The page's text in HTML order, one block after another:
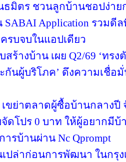
มิตร ชวนลูกบ้านชอปง่ายก
SABAI Application รวม
รบจบในแอปเดียว
ร้างบ้าน เผย Q2/69 ‘ทร
กันผู้บริโภค’ ดึงความเชื่
เขย่าตลาดผู้ซื้อบ้านกลาง
ดโปร 0 บาท ให้ผู้อยากมีบ้
รบ้านผ่าน Nc Qprompt
ปล่าก่อนการพัฒนา ในกรุ